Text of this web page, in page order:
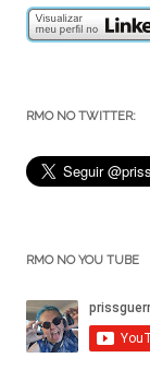
RMO NO TWITTER:
RMO NO YOU TUBE